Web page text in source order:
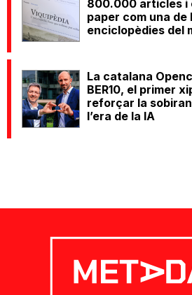
800.000 articles i
paper com una de
enciclopèdies del
La catalana
BER10, el primer
reforçar la
l’era de la IA